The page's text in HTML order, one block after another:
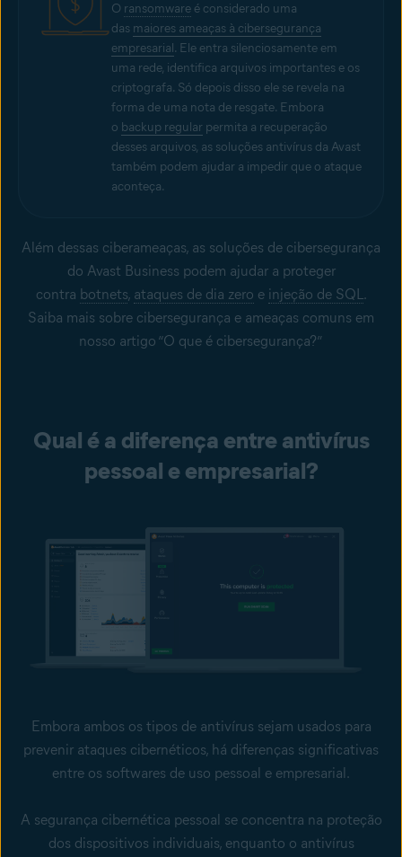
O ransomware é considerado uma
das maiores ameaças à cibersegurança
empresarial. Ele entra silenciosamente em
uma rede, identifica arquivos importantes e os
criptografa. Só depois disso ele se revela na
forma de uma nota de resgate. Embora
o backup regular permita a recuperação
desses arquivos, as soluções antivírus da Avast
também podem ajudar a impedir que o ataque
aconteça.
Além dessas ciberameaças, as soluções de cibersegurança
do Avast Business podem ajudar a proteger
contra botnets, ataques de dia zero e injeção de SQL.
Saiba mais sobre cibersegurança e ameaças comuns em
nosso artigo “O que é cibersegurança?”
Qual é a diferença entre antivírus
pessoal e empresarial?
Embora ambos os tipos de antivírus sejam usados para
prevenir ataques cibernéticos, há diferenças significativas
entre os softwares de uso pessoal e empresarial.
A segurança cibernética pessoal se concentra na proteção
dos dispositivos individuais, enquanto o antivírus